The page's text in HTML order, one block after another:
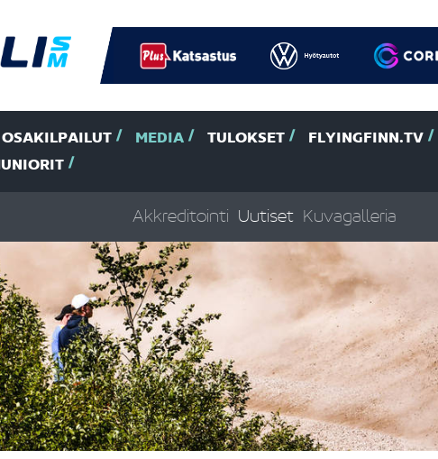
OSAKILPAILUT MEDIA TULOKSET FLYINGFINN.TV
JUNIORIT
Akkreditointi Uutiset Kuvagalleria